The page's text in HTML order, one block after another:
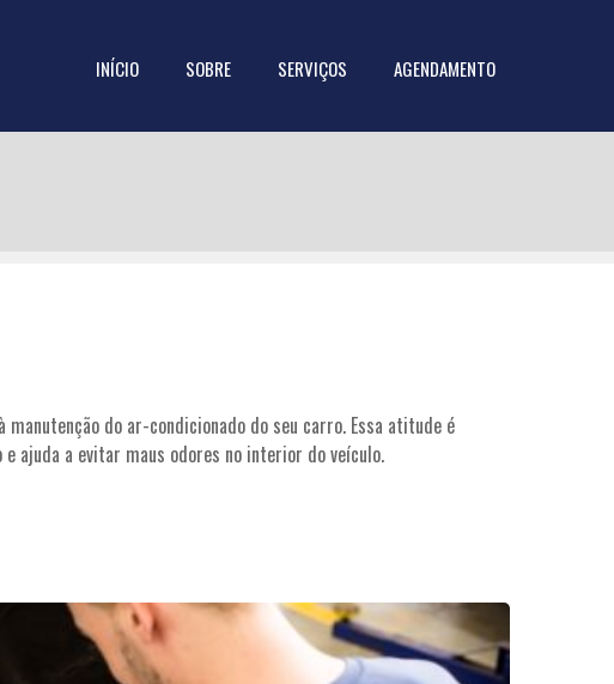
INÍCIO SOBRE SERVIÇOS AGENDAMENTO
manutenção do ar-condicionado do seu carro. Essa atitude é
ajuda a evitar maus odores no interior do veículo.